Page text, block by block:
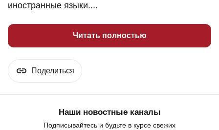
иностранные языки....
Читать полностью
Поделиться
Наши новостные каналы
Подписывайтесь и будьте в курсе свежих